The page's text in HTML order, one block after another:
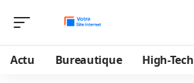
Actu Bureautique High-Tech